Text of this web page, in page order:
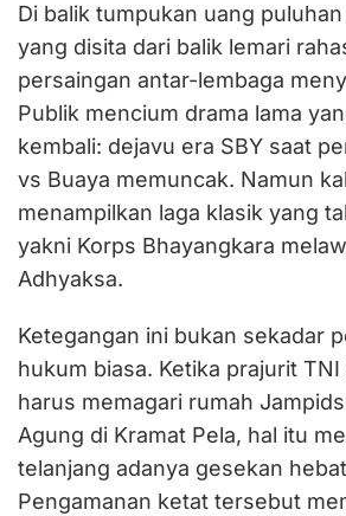
Di balik tumpukan uang
yang disita dari balik lemari
persaingan antar-lembaga
Publik mencium drama lama
kembali: dejavu era SBY saat
vs Buaya memuncak. Namun
menampilkan laga klasik yang
yakni Korps Bhayangkara
Adhyaksa.
Ketegangan ini bukan sekadar
hukum biasa. Ketika prajurit
harus memagari rumah
Agung di Kramat Pela, hal itu
telanjang adanya gesekan
Pengamanan ketat tersebut